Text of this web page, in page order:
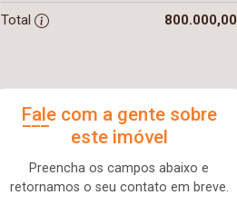
Total 800.000,00
Fale com a gente sobre
este imóvel
Preencha os campos abaixo e
retornamos o seu contato em breve.